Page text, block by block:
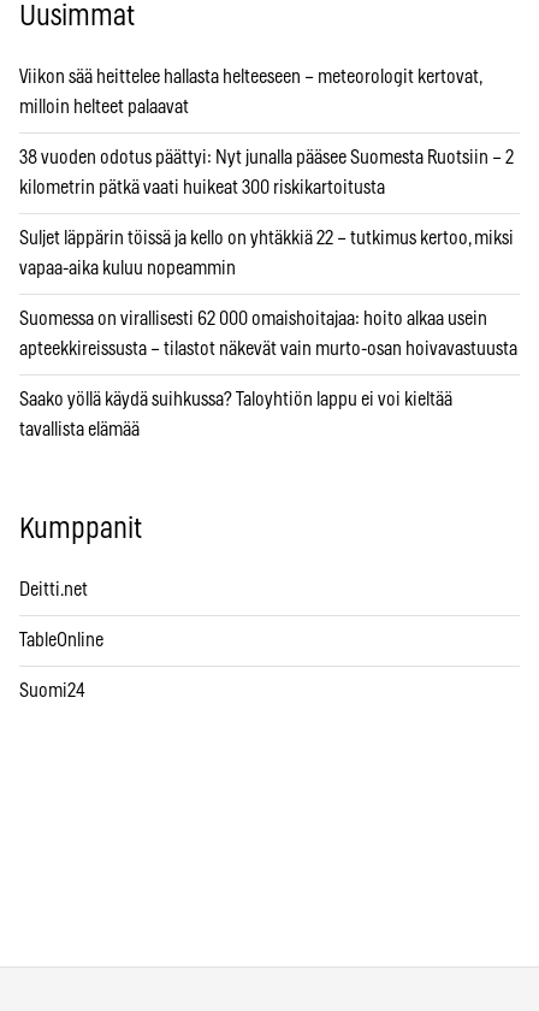
Uusimmat
Viikon sää heittelee hallasta helteeseen – meteorologit kertovat,
milloin helteet palaavat
38 vuoden odotus päättyi: Nyt junalla pääsee Suomesta Ruotsiin – 2
kilometrin pätkä vaati huikeat 300 riskikartoitusta
Suljet läppärin töissä ja kello on yhtäkkiä 22 – tutkimus kertoo, miksi
vapaa-aika kuluu nopeammin
Suomessa on virallisesti 62 000 omaishoitajaa: hoito alkaa usein
apteekkireissusta – tilastot näkevät vain murto-osan hoivavastuusta
Saako yöllä käydä suihkussa? Taloyhtiön lappu ei voi kieltää
tavallista elämää
Kumppanit
Deitti.net
TableOnline
Suomi24